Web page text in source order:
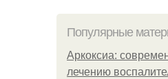
Популярные
Аркоксиа:
лечению